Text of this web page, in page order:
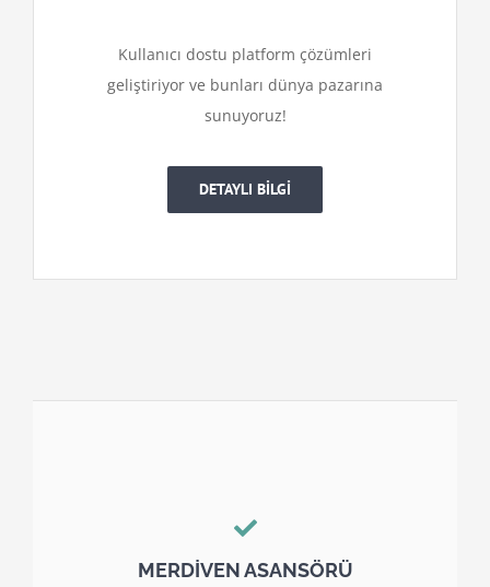
Kullanıcı dostu platform çözümleri
geliştiriyor ve bunları dünya pazarına
sunuyoruz!
DETAYLI BİLGİ
MERDİVEN ASANSÖRÜ